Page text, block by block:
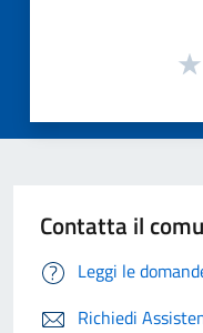
Contatta il
Leggi le
Richiedi